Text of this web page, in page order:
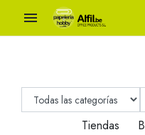

Tiendas